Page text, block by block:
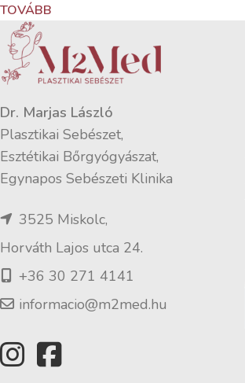
TOVÁBB
Dr. Marjas László
Plasztikai Sebészet,
Esztétikai Bőrgyógyászat,
Egynapos Sebészeti Klinika
3525 Miskolc,
Horváth Lajos utca 24.
+36 30 271 4141
informacio@m2med.hu